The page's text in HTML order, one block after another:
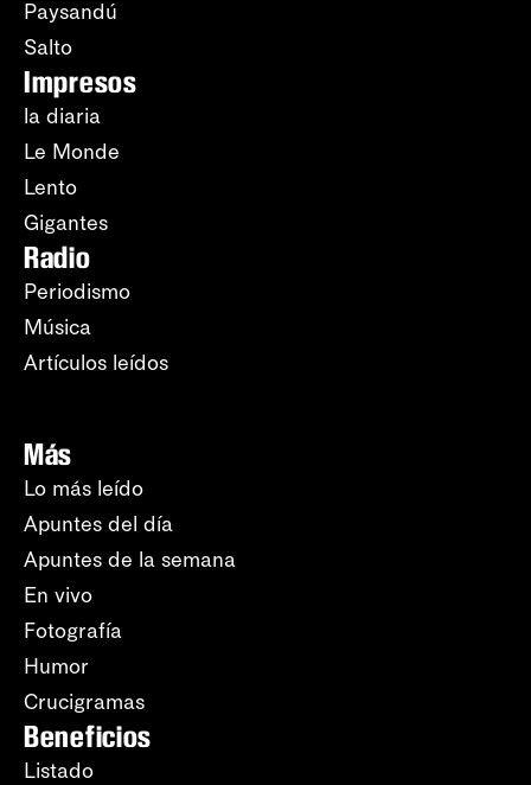
Paysandú
Salto
Impresos
la diaria
Le Monde
Lento
Gigantes
Radio
Periodismo
Música
Artículos leídos
Más
Lo más leído
Apuntes del día
Apuntes de la semana
En vivo
Fotografía
Humor
Crucigramas
Beneficios
Listado